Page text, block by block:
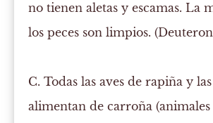
no tienen aletas y escamas. La
los peces son limpios.
C. Todas las aves de rapiña y
alimentan de carroña